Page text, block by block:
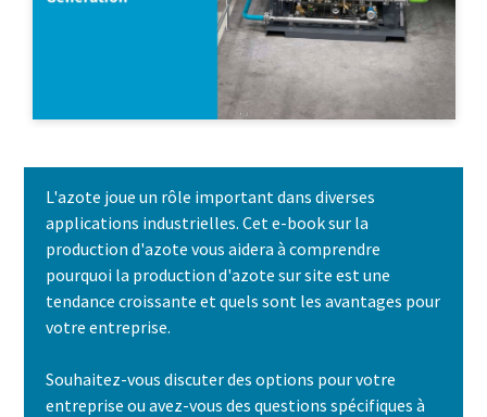
L'azote joue un rôle important dans diverses
applications industrielles. Cet e-book sur la
production d'azote vous aidera à comprendre
pourquoi la production d'azote sur site est une
tendance croissante et quels sont les avantages pour
votre entreprise.
Souhaitez-vous discuter des options pour votre
entreprise ou avez-vous des questions spécifiques à